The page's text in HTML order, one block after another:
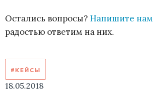
Остались вопросы? Напишите нам
радостью ответим на них.
#КЕЙСЫ
18.05.2018